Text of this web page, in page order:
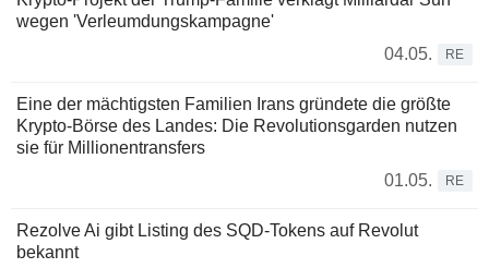
wegen 'Verleumdungskampagne'
04.05.
RE
Eine der mächtigsten Familien Irans gründete die größte
Krypto-Börse des Landes: Die Revolutionsgarden nutzen
sie für Millionentransfers
01.05.
RE
Rezolve Ai gibt Listing des SQD-Tokens auf Revolut
bekannt